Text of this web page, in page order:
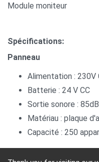
Module moniteur
Spécifications:
Panneau
Alimentation : 230V
Batterie : 24 V CC
Sortie sonore :
Matériau : plaque
Capacité : 250